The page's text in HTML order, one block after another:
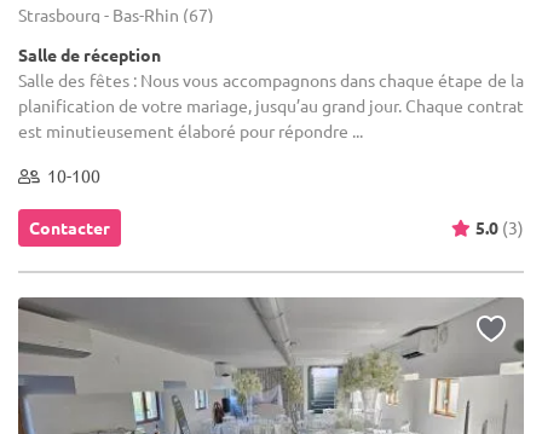
Strasbourg - Bas-Rhin (67)
Salle de réception
Salle des fêtes : Nous vous accompagnons dans chaque étape de la
planification de votre mariage, jusqu’au grand jour. Chaque contrat
est minutieusement élaboré pour répondre ...
10-100
Contacter 5.0 (3)